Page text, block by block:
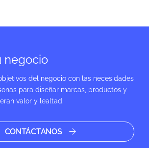
negocio
del negocio con las necesidades
para diseñar marcas, productos y
valor y lealtad.
CONTÁCTANOS